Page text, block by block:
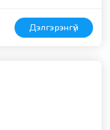
Дэлгэрэнгүй